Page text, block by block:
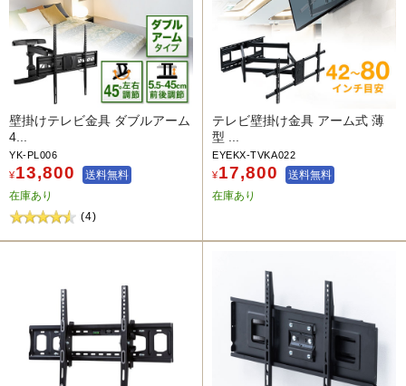
壁掛けテレビ金具 ダブルアーム
4...
YK-PL006
¥13,800
送料無料
在庫あり
(4)
テレビ壁掛け金具 アーム式 薄
型 ...
EYEKX-TVKA022
¥17,800
送料無料
在庫あり